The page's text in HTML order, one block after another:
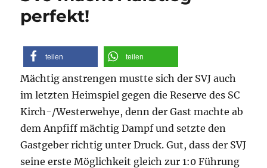
perfekt!
teilen teilen
Mächtig anstrengen mustte sich der SVJ auch
im letzten Heimspiel gegen die Reserve des SC
Kirch-/Westerwehye, denn der Gast machte ab
dem Anpfiff mächtig Dampf und setzte den
Gastgeber richtig unter Druck. Gut, dass der SVJ
seine erste Möglichkeit gleich zur 1:0 Führung